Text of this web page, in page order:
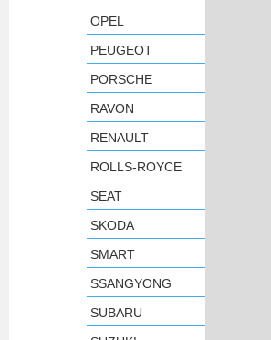
OPEL
PEUGEOT
PORSCHE
RAVON
RENAULT
ROLLS-ROYCE
SEAT
SKODA
SMART
SSANGYONG
SUBARU